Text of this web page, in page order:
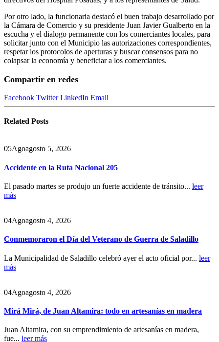
Por otro lado, la funcionaria destacó el buen trabajo desarrollado por
la Cámara de Comercio y su presidente Juan Javier Gualberto en la
escucha y el dialogo permanente con los comerciantes locales, para
solicitar junto con el Municipio las autorizaciones correspondientes,
respetar los protocolos de aperturas y buscar consensos para no
colapsar la economía y beneficiar a los comerciantes.
Compartir en redes
Facebook Twitter LinkedIn Email
Related Posts
05Agoagosto 5, 2026
Accidente en la Ruta Nacional 205
El pasado martes se produjo un fuerte accidente de tránsito... leer
más
04Agoagosto 4, 2026
Conmemoraron el Día del Veterano de Guerra de Saladillo
La Municipalidad de Saladillo celebró ayer el acto oficial por... leer
más
04Agoagosto 4, 2026
Mirá Mirá, de Juan Altamira: todo en artesanías en madera
Juan Altamira, con su emprendimiento de artesanías en madera,
fue... leer más